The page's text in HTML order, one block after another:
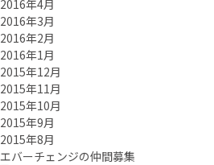
2016年4月
2016年3月
2016年2月
2016年1月
2015年12月
2015年11月
2015年10月
2015年9月
2015年8月
エバーチェ ンジの仲間募集